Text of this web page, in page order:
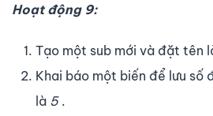
Hoạt động 9:
Tạo một sub mới và đặt tên
Khai báo một biến để lưu số
là 5.